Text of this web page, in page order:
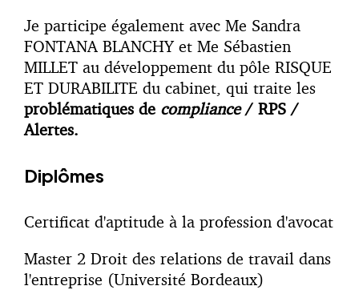
Je participe également avec Me Sandra
FONTANA BLANCHY et Me Sébastien
MILLET au développement du pôle RISQUE
ET DURABILITE du cabinet, qui traite les
problématiques de compliance/ RPS /
Alertes.
Diplômes
Certificat d'aptitude à la profession d'avocat
Master 2 Droit des relations de travail dans
l'entreprise (Université Bordeaux)